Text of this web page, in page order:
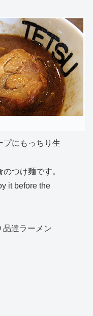
プにもっちり生
つけ麺です。
it before the
品達ラーメン